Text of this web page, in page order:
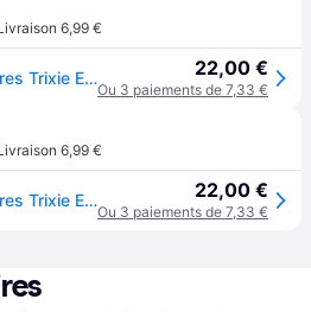
6,99 €
Lit pour chien pour étagères Trixie Ella - Gris 22,00 €
Ou 3 paiements de 7,33 €
6,99 €
Lit pour chien pour étagères Trixie Ella - Gris 22,00 €
Ou 3 paiements de 7,33 €